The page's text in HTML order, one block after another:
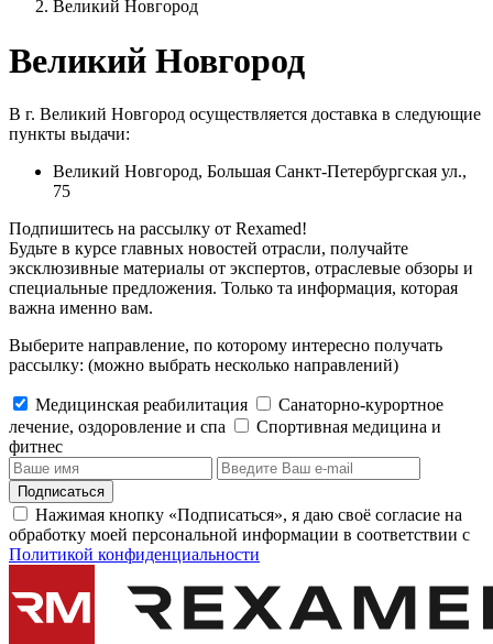
Великий Новгород
Великий Новгород
В г. Великий Новгород осуществляется доставка в следующие
пункты выдачи:
Великий Новгород, Большая Санкт-Петербургская ул.,
75
Подпишитесь на рассылку от Rexamed!
Будьте в курсе главных новостей отрасли, получайте
эксклюзивные материалы от экспертов, отраслевые обзоры и
специальные предложения. Только та информация, которая
важна именно вам.
Выберите направление, по которому интересно получать
рассылку: (можно выбрать несколько направлений)
Медицинская реабилитация
Санаторно-курортное
лечение, оздоровление и спа
Cпортивная медицина и
фитнес
Подписаться
Нажимая кнопку «Подписаться», я даю своё согласие на
обработку моей персональной информации в соответствии с
Политикой конфиденциальности